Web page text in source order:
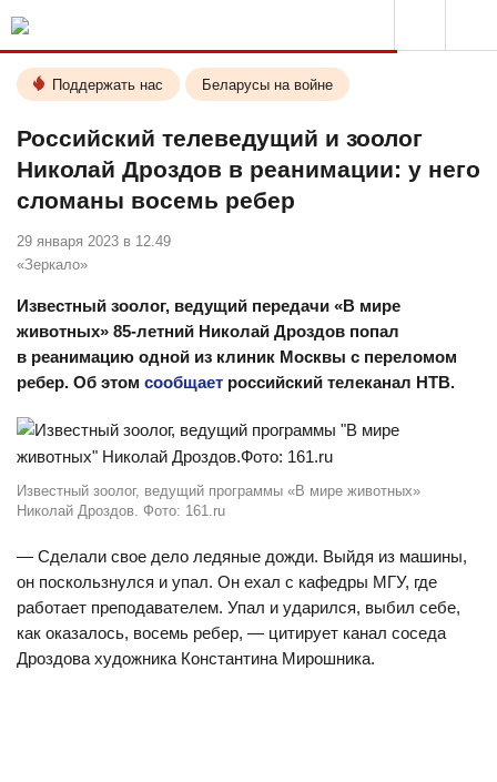
Поддержать нас Беларусы на войне
Российский телеведущий и зоолог
Николай Дроздов в реанимации: у него
сломаны восемь ребер
29 января 2023 в 12.49
«Зеркало»
Известный зоолог, ведущий передачи «В мире
животных» 85-летний Николай Дроздов попал
в реанимацию одной из клиник Москвы с переломом
ребер. Об этом сообщает российский телеканал НТВ.
Известный зоолог, ведущий программы «В мире животных»
Николай Дроздов. Фото: 161.ru
— Сделали свое дело ледяные дожди. Выйдя из машины,
он поскользнулся и упал. Он ехал с кафедры МГУ, где
работает преподавателем. Упал и ударился, выбил себе,
как оказалось, восемь ребер, — цитирует канал соседа
Дроздова художника Константина Мирошника.